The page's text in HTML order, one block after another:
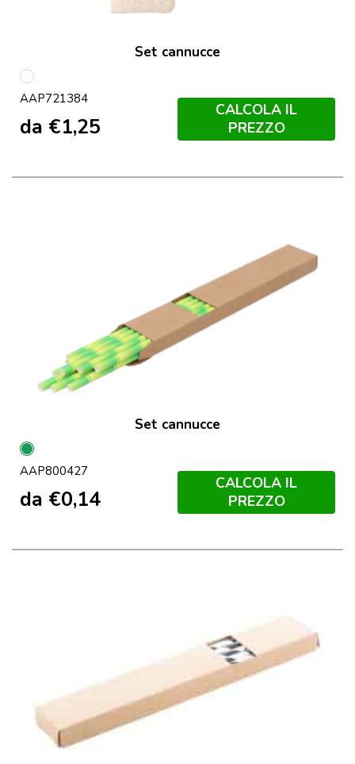
Set cannucce
multicolore
AAP721384
da €1,25
CALCOLA IL
PREZZO
Set cannucce
Verde
AAP800427
da €0,14
CALCOLA IL
PREZZO